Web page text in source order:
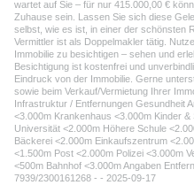
wartet auf Sie – für nur 415.000,00 €
Zuhause sein. Lassen Sie sich diese
selbst, wie es ist, in einer der
Vermittler ist als Doppelmakler tätig.
Immobilie zu besichtigen – sehen und
Besichtigung ist kostenfrei und
Eindruck von der Immobilie. Gerne
sowie beim Verkauf/Vermietung Ihrer
Infrastruktur / Entfernungen Gesundheit
<3.000m Krankenhaus <3.000m Kinder
Universität <2.000m Höhere Schule
Bäckerei <2.000m Einkaufszentrum
<1.500m Post <2.000m Polizei <3.000m
<500m Bahnhof <3.000m Angaben
7939/2300161268 - - 2025-09-17